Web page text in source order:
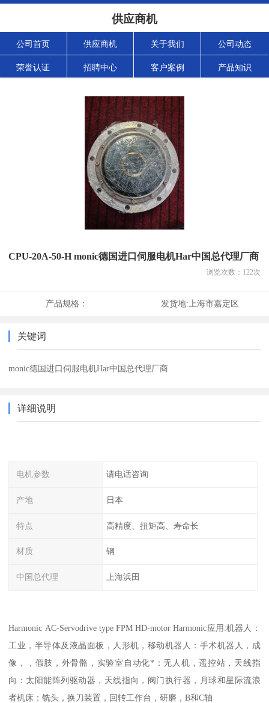
供应商机
公司首页 供应商机 关于我们 公司动态
荣誉认证 招聘中心 客户案例 产品知识
CPU-20A-50-H monic德国进口伺服电机Har中国总代理厂商
浏览次数： 122次
产品规格： 发货地: 上海市嘉定区
关键词
monic德国进口伺服电机Har中国总代理厂商
详细说明
电机参数 请电话咨询
产地 日本
特点 高精度、扭矩高、寿命长
材质 钢
中国总代理 上海浜田
Harmonic AC-Servodrive type FPM HD-motor Harmonic应用:机器人：
工业，半导体及液晶面板，人形机，移动机器人：手术机器人，成
像，，假肢，外骨骼，实验室自动化*：无人机，遥控站，天线指
向：太阳能阵列驱动器，天线指向，阀门执行器，月球和星际流浪
者机床：铣头，换刀装置，回转工作台，研磨，B和C轴